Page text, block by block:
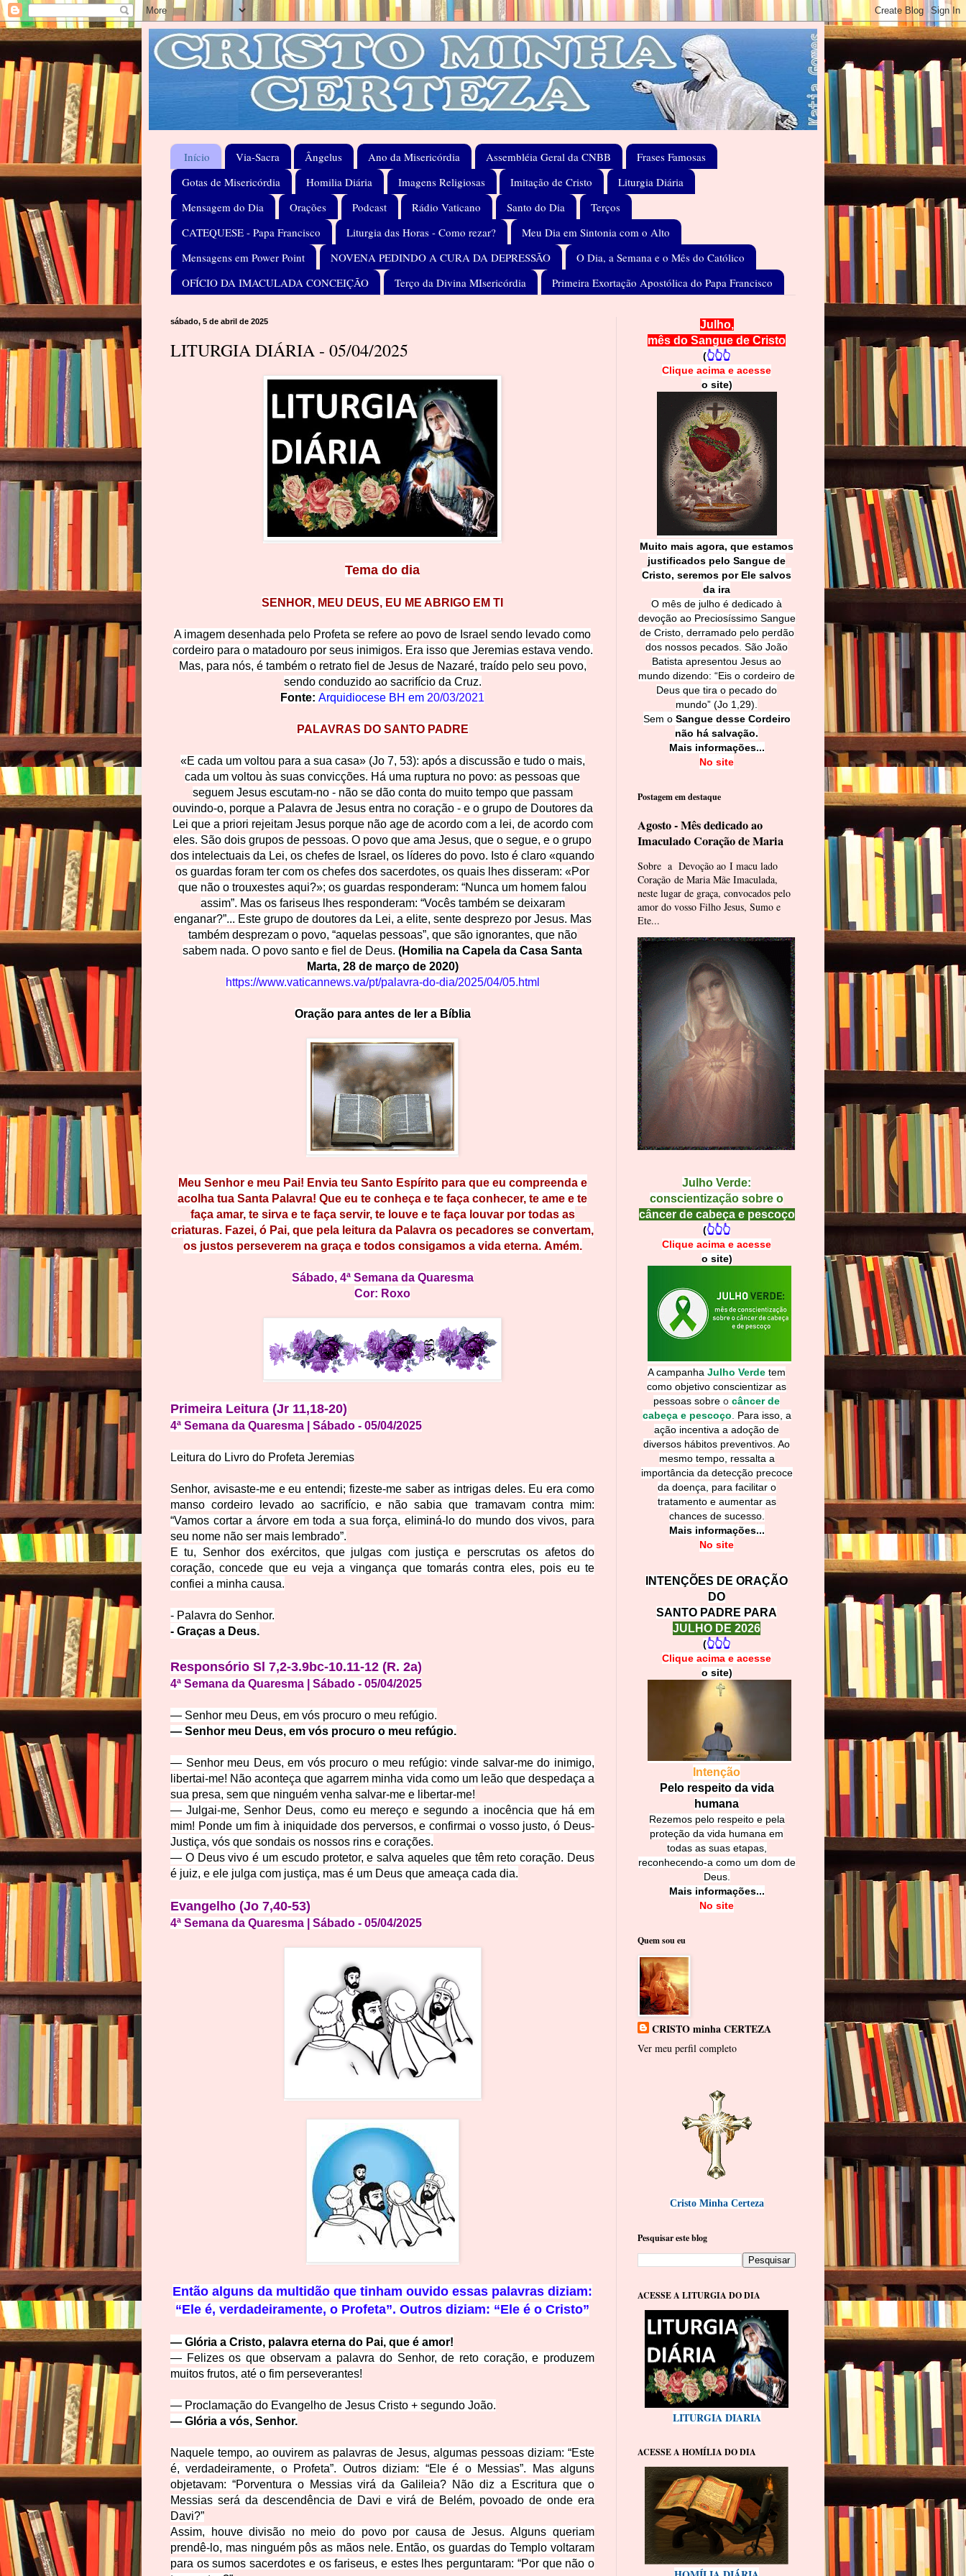
Início Via-Sacra Ângelus Ano da Misericórdia Assembléia Geral da CNBB
Frases Famosas
Gotas de Misericórdia
Homilia Diária Imagens Religiosas Imitação de Cristo
Liturgia Diária
Mensagem do Dia
Orações Podcast Rádio Vaticano Santo do Dia
Terços
CATEQUESE - Papa Francisco
Liturgia das Horas - Como rezar?
Meu Dia em Sintonia com o Alto
Mensagens em Power Point
NOVENA PEDINDO A CURA DA DEPRESSÃO
O Dia, a Semana e o Mês do Católico
OFÍCIO DA IMACULADA CONCEIÇÃO
Terço da Divina MIsericórdia Primeira Exortação Apostólica do Papa Francisco
sábado, 5 de abril de 2025
LITURGIA DIÁRIA - 05/04/2025
Tema do dia
SENHOR, MEU DEUS, EU ME ABRIGO EM TI
A imagem desenhada pelo Profeta se refere ao povo de Israel sendo levado como
cordeiro para o matadouro por seus inimigos. Era isso que Jeremias estava vendo.
Mas, para nós, é também o retrato fiel de Jesus de Nazaré, traído pelo seu povo,
sendo conduzido ao sacrifício da Cruz.
Fonte: Arquidiocese BH em 20/03/2021
PALAVRAS DO SANTO PADRE
«E cada um voltou para a sua casa» (Jo 7, 53): após a discussão e tudo o mais,
cada um voltou às suas convicções. Há uma ruptura no povo: as pessoas que
seguem Jesus escutam-no - não se dão conta do muito tempo que passam
ouvindo-o, porque a Palavra de Jesus entra no coração - e o grupo de Doutores da
Lei que a priori rejeitam Jesus porque não age de acordo com a lei, de acordo com
eles. São dois grupos de pessoas. O povo que ama Jesus, que o segue, e o grupo
dos intelectuais da Lei, os chefes de Israel, os líderes do povo. Isto é claro «quando
os guardas foram ter com os chefes dos sacerdotes, os quais lhes disseram: «Por
que não o trouxestes aqui?»; os guardas responderam: “Nunca um homem falou
assim”. Mas os fariseus lhes responderam: “Vocês também se deixaram
enganar?”... Este grupo de doutores da Lei, a elite, sente desprezo por Jesus. Mas
também desprezam o povo, “aquelas pessoas”, que são ignorantes, que não
sabem nada. O povo santo e fiel de Deus. (Homilia na Capela da Casa Santa
Marta, 28 de março de 2020)
https://www.vaticannews.va/pt/palavra-do-dia/2025/04/05.html
Oração para antes de er aBíblia
Meu Senhor e meu Pai! Envia teu Santo Espírito para que eu compreenda e
acolha tua Santa Palavra! Que eu te conheça e te faça conhecer, te ame e te
faça amar, te sirva e te faça servir, te louve e te faça louvar por todas as
criaturas. Fazei, ó Pai, que pela leitura da Palavra os pecadores se convertam,
os justos perseverem na graça e todos consigamos a vida eterna. Amém.
Sábado, 4ª Semana da Quaresma
Cor: Roxo
Primeira Leitura (Jr 11,18-20)
4ª Semana da Quaresma | Sábado - 05/04/2025
Leitura do Livro do Profeta Jeremias
Senhor, avisaste-me e eu entendi; fizeste-me saber as intrigas deles. Eu era como
manso cordeiro levado ao sacrifício, e não sabia que tramavam contra mim:
“Vamos cortar a árvore em toda a sua força, eliminá-lo do mundo dos vivos, para
seu nome não ser mais lembrado”.
E tu, Senhor dos exércitos, que julgas com justiça e perscrutas os afetos do
coração, concede que eu veja a vingança que tomarás contra eles, pois eu te
confiei a minha causa.
- Palavra do Senhor.
- Graças a Deus.
Responsório Sl 7,2-3.9bc-10.11-12 (R. 2a)
4ª Semana da Quaresma | Sábado - 05/04/2025
— Senhor meu Deus, em vós procuro o meu refúgio.
— Senhor meu Deus, em vós procuro o meu refúgio.
— Senhor meu Deus, em vós procuro o meu refúgio: vinde salvar-me do inimigo,
libertai-me! Não aconteça que agarrem minha vida como um leão que despedaça a
sua presa, sem que ninguém venha salvar-me e libertar-me!
— Julgai-me, Senhor Deus, como eu mereço e segundo a inocência que há em
mim! Ponde um fim à iniquidade dos perversos, e confirmai o vosso justo, ó Deus-
Justiça, vós que sondais os nossos rins e corações.
— O Deus vivo é um escudo protetor, e salva aqueles que têm reto coração. Deus
é juiz, e ele julga com justiça, mas é um Deus que ameaça cada dia.
Evangelho (Jo 7,40-53)
4ª Semana da Quaresma | Sábado - 05/04/2025
Então alguns da multidão que tinham ouvido essas palavras diziam:
“Ele é, verdadeiramente, o Profeta”. Outros diziam: “Ele é o Cristo”
— Glória a Cristo, palavra eterna do Pai, que é amor!
— Felizes os que observam a palavra do Senhor, de reto coração, e produzem
muitos frutos, até o fim perseverantes!
— Proclamação do Evangelho de Jesus Cristo + segundo João.
— Glória a vós, Senhor.
Naquele tempo, ao ouvirem as palavras de Jesus, algumas pessoas diziam: “Este
é, verdadeiramente, o Profeta”. Outros diziam: “Ele é o Messias”. Mas alguns
objetavam: “Porventura o Messias virá da Galileia? Não diz a Escritura que o
Messias será da descendência de Davi e virá de Belém, povoado de onde era
Davi?”
Assim, houve divisão no meio do povo por causa de Jesus.Alguns queriam
prendê-lo, mas ninguém pôs as mãos nele. Então, os guardas do Templo voltaram
para os sumos sacerdotes e os fariseus, e estes lhes perguntaram: “Por que não o
Julho,
mês do Sangue de Cristo
(👆👆👆
Clique acima e acesse
o site)
Muito mais agora, que estamos
justificados pelo Sangue de
Cristo, seremos por Ele salvos
da ira
O mês de julho é dedicado à
devoção ao Preciosíssimo Sangue
de Cristo, derramado pelo perdão
dos nossos pecados. São João
Batista apresentou Jesus ao
mundo dizendo: “Eis o cordeiro de
Deus que tira o pecado do
mundo” (Jo 1,29).
Sem o Sangue desse Cordeiro
não há salvação.
Mais informações...
No site
Postagem em destaque
Agosto - Mês dedicado ao
Imaculado Coração de Maria
Sobre a Devoção ao I macu lado
Coração de Maria Mãe Imaculada,
neste lugar de graça, convocados pelo
amor do vosso Filho Jesus, Sumo e
Ete...
Julho Verde:
conscientização sobre o
câncer de cabeça e pescoço
(👆👆👆
Clique acima e acesse
o site)
A campanha Julho Verde tem
como objetivo conscientizar as
pessoas sobre o câncer de
cabeça e pescoço
Para isso, a
ação incentiva a adoção de
diversos hábitos preventivos. Ao
mesmo tempo, ressalta a
importância da detecção precoce
da doença, para facilitar o
tratamento e aumentar as
chances de sucesso.
Mais informações...
No site
INTENÇÕES DE ORAÇÃO
DO
SANTO PADRE PARA
JULHO DE 2026
(👆👆👆
Clique acima e acesse
o site)
Intenção
Pelo respeito da vida
humana
Rezemos pelo respeito e pela
proteção da vida humana em
todas as suas etapas,
reconhecendo-a como um dom de
Deus.
Mais informações...
No site
Quem sou eu
CRISTO minha CERTEZA
Ver meu perfil completo
Cristo Minha Certeza
Pesquisar este blog
ACESSE A LITURGIA DO DIA
LITURGIA DIARIA
ACESSE A HOMÍLIA DO DIA